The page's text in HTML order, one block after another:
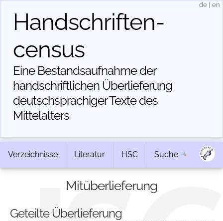
Handschriften­
census
Eine Bestandsaufnahme der
handschriftlichen Über­lieferung
deutschsprachiger Texte des
Mittelalters
de en
Verzeichnisse Literatur HSC Suche
Mitüberlieferung
Geteilte Überlieferung